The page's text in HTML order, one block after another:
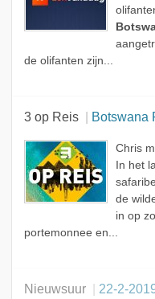
de olifanten zijn...
3 op Reis Botswana
Chris
In het
de
in op
portemonnee en...
Nieuwsuur 22-2-